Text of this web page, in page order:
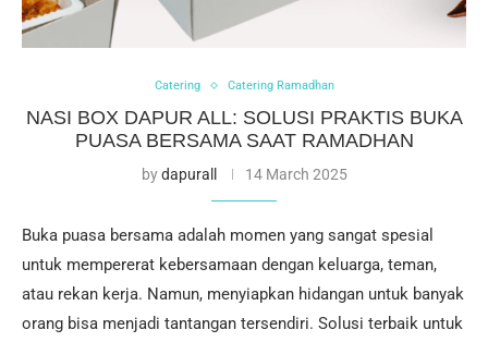
Catering Catering Ramadhan
NASI BOX DAPUR ALL: SOLUSI PRAKTIS BUKA
PUASA BERSAMA SAAT RAMADHAN
bydapurall 14 March 2025
Buka puasa bersama adalah momen yang sangat spesial
untuk mempererat kebersamaan dengan keluarga, teman,
atau rekan kerja. Namun, menyiapkan hidangan untuk banyak
orang bisa menjadi tantangan tersendiri. Solusi terbaik untuk